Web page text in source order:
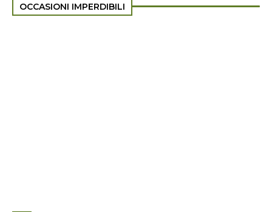
OCCASIONI IMPERDIBILI